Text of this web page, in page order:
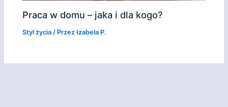
Praca w domu – jaka i dla kogo?
Styl życia / Przez Izabela P.